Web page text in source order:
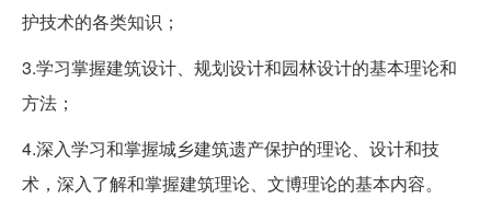
护技术的各类知识；
3.学习掌握建筑设计、规划设计和园林设计的基本理论和
方法；
4.深入学习和掌握城乡建筑遗产保护的理论、设计和技
术，深入了解和掌握建筑理论、文博理论的基本内容。